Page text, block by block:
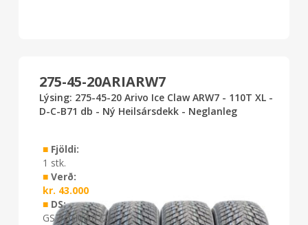
Lýsing: 275-45-20 Arivo Ice Claw ARW7 - 110T XL -
D-C-B71 db - Ný Heilsársdekk - Neglanleg
■Fjöldi:
1 stk.
■Verð:
kr. 43.000
■DS:
GS7/GH08 0726
275-45-20ARIARW7